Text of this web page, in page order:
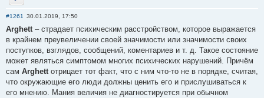
Отправить личное сообщение
#1261 30.01.2019, 17:50
Arghett– страдает психическим расстройством, которое выражается
в крайнем преувеличении своей значимости или значимости своих
поступков, взглядов, сообщений, коментариев и т. д. Такое состояние
может являться симптомом многих психических нарушений. Причём
сам Arghettотрицает тот факт, что с ним что-то не в порядке, считая,
что окружающие его люди должны ценить его и прислушиваться к
его мнению. Мания величия не диагностируется при обычном